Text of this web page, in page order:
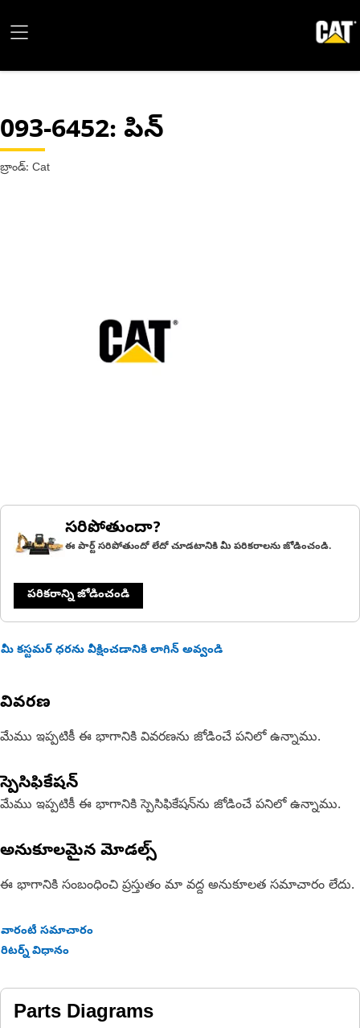
093-6452: పిన్
బ్రాండ్: Cat
సరిపోతుందా?
ఈ పార్ట్ సరిపోతుందో లేదో చూడటానికి మీ పరికరాలను జోడించండి.
పరికరాన్ని జోడించండి
మీ కస్టమర్ ధరను వీక్షించడానికి లాగిన్ అవ్వండి
వివరణ
మేము ఇప్పటికీ ఈ భాగానికి వివరణను జోడించే పనిలో ఉన్నాము.
స్పెసిఫికేషన్
మేము ఇప్పటికీ ఈ భాగానికి స్పెసిఫికేషన్‌ను జోడించే పనిలో ఉన్నాము.
అనుకూలమైన మోడల్స్
ఈ భాగానికి సంబంధించి ప్రస్తుతం మా వద్ద అనుకూలత సమాచారం లేదు.
వారంటీ సమాచారం
రిటర్న్ విధానం
Parts Diagrams